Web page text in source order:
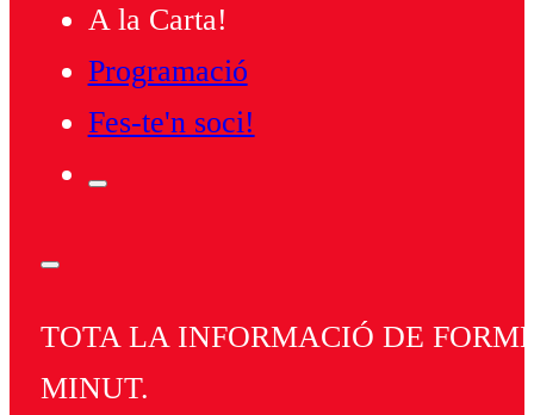
A la Carta!
Programació
Fes-te'n soci!
TOTA LA INFORMACIÓ DE
MINUT.